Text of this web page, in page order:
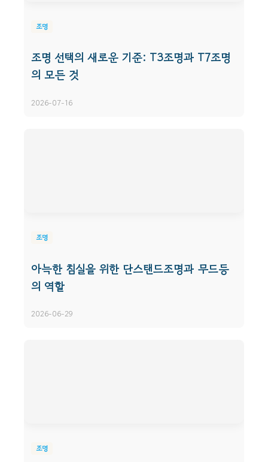
조명
조명 선택의 새로운 기준: T3조명과 T7조명
의 모든 것
2026-07-16
조명
아늑한 침실을 위한 단스탠드조명과 무드등
의 역할
2026-06-29
조명